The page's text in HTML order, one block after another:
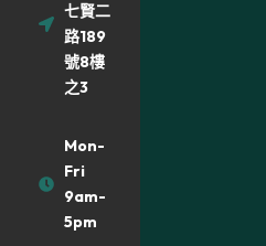
七賢二
路189
號8樓
之3
Mon-
Fri
9am-
5pm